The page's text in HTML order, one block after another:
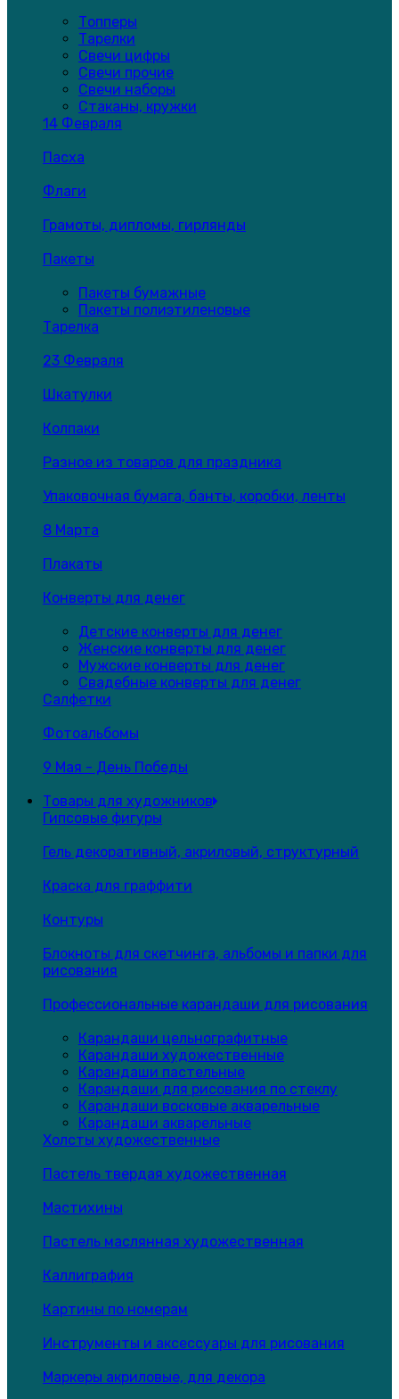
Топперы
Тарелки
Свечи цифры
Свечи прочие
Свечи наборы
Стаканы, кружки
14 Февраля
Пасха
Флаги
Грамоты, дипломы, гирлянды
Пакеты
Пакеты бумажные
Пакеты полиэтиленовые
Тарелка
23 Февраля
Шкатулки
Колпаки
Разное из товаров для праздника
Упаковочная бумага, банты, коробки, ленты
8 Марта
Плакаты
Конверты для денег
Детские конверты для денег
Женские конверты для денег
Мужские конверты для денег
Свадебные конверты для денег
Салфетки
Фотоальбомы
9 Мая - День Победы
Товары для художников
Гипсовые фигуры
Гель декоративный, акриловый, структурный
Краска для граффити
Контуры
Блокноты для скетчинга, альбомы и папки для
рисования
Профессиональные карандаши для рисования
Карандаши цельнографитные
Карандаши художественные
Карандаши пастельные
Карандаши для рисования по стеклу
Карандаши восковые акварельные
Карандаши акварельные
Холсты художественные
Пастель твердая художественная
Мастихины
Пастель маслянная художественная
Каллиграфия
Картины по номерам
Инструменты и аксессуары для рисования
Маркеры акриловые, для декора